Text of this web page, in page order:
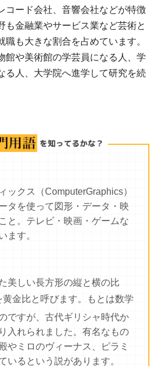
コード会社、音響会社などが特徴
も金融業やサービス業など芸術と
職も大きな割合を占めています。
館や美術館の学芸員になる人、学
る人、大学院へ進学して研究を続
ックス（ComputerGraphics）
タを使って図形・データ・映
と。テレビ・映画・ゲームな
ます。
美しい長方形の縦と横の比
黄金比と呼びます。もとは数学
ですが、古代ギリシャ時代か
入れられました。有名なもの
やミロのヴィーナス、ピラミ
いるという説があります。